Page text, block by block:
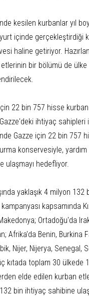
kesilen kurbanlar yıl
yurt içinde
haline getiriyor.
bir bölümü de ülke
22 bin 757 hisse
Gazze'deki ihtiyaç
Gazze için 22 bin 757
konservesiyle,
ulaşmayı hedefliyor.
yaklaşık 4 milyon
kapsamında
Ortadoğu'da
Afrika'da Benin, Burkina
Nijer, Nijerya, Senegal,
kıtada toplam 30 ülkede
elde edilen kurban
bin ihtiyaç sahibine